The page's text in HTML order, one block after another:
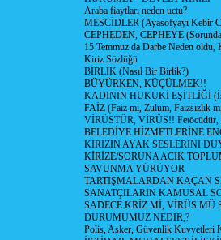
Araba fiaytları neden uctu?
MESCİDLER (Ayasofyayı Kebir
CEPHEDEN, CEPHEYE
15 Temmuz da Darbe Neden oldu,
Kiriz Sözlüğü
BİRLİK (Nasıl Bir Birlik?)
BÜYÜRKEN, KÜÇÜLMEK!!
KADININ HUKUKİ EŞİTLİĞİ
FAİZ (Faiz mi, Zulüm, Faizsizlik
VİRÜSTÜR, VİRÜS!! Fetöcüdür,
BELEDİYE HİZMETLERİNE
KİRİZİN AYAK SESLERİNİ
KİRİZE/SORUNA ACIK
SAVUNMA YÜRÜYOR
TARTIŞMALARDAN KAÇAN
SANATÇILARIN KAMUSAL
SADECE KRİZ Mİ, VİRÜS MÜ
DURUMUMUZ NEDİR,?
Polis, Asker, Güvenlik Kuvvetleri